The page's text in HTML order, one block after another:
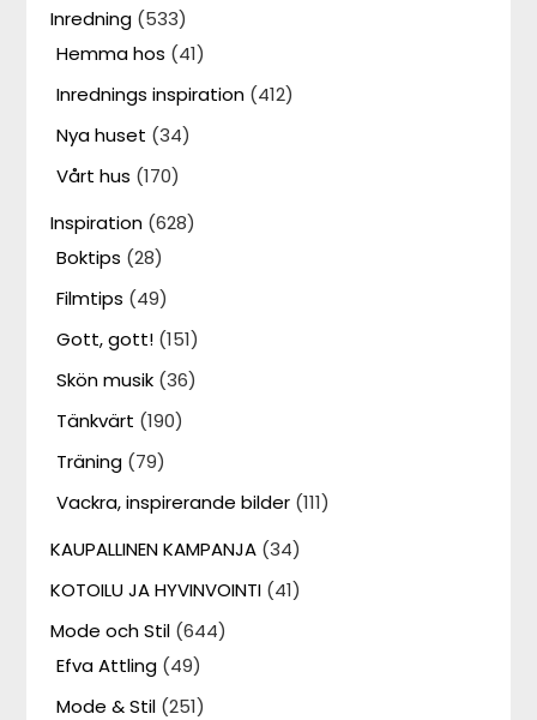
Inredning (533)
Hemma hos (41)
Inrednings inspiration (412)
Nya huset (34)
Vårt hus (170)
Inspiration (628)
Boktips (28)
Filmtips (49)
Gott, gott! (151)
Skön musik (36)
Tänkvärt (190)
Träning (79)
Vackra, inspirerande bilder (111)
KAUPALLINEN KAMPANJA (34)
KOTOILU JA HYVINVOINTI (41)
Mode och Stil (644)
Efva Attling (49)
Mode & Stil (251)